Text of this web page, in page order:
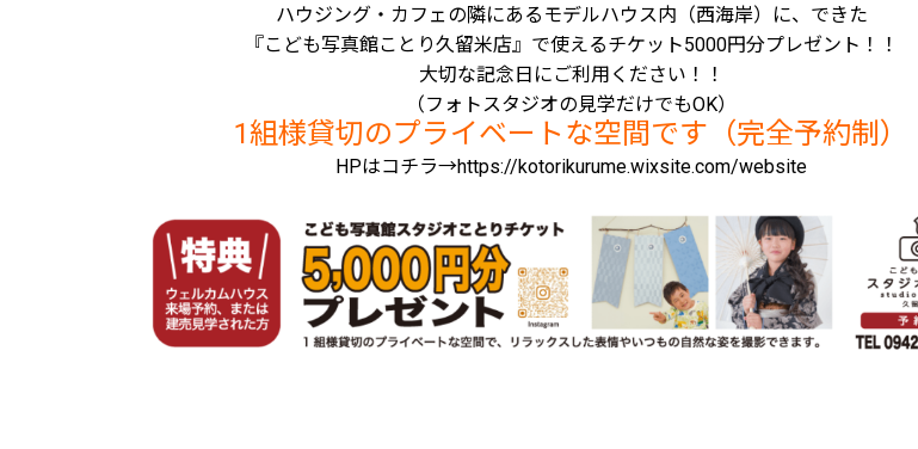
ハウジング・カフェの隣にあるモデルハウス内（西海岸）に、できた
『こども写真館ことり久留米店』で使えるチケット5000円分プレゼント！！
大切な記念日にご利用ください！！
（フォトスタジオの見学だけでもOK）
1組様貸切のプライベートな空間です（完全予約制）
HPはコチラ→https://kotorikurume.wixsite.com/website